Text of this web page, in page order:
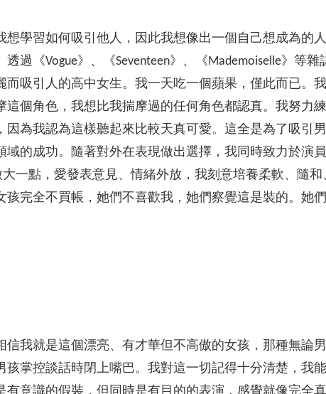
學習如何吸引他人，因此我想像出一個自己想成為的
《Vogue》、《Seventeen》、《Mademoiselle》等雜
吸引人的高中女生。我一天吃一個蘋果，僅此而已。
個角色，我想比我揣摩過的任何角色都認真。我努力
為我認為這樣聽起來比較天真可愛。這全是為了吸引
的成功。隨著對外在表現做出選擇，我同時致力於演
一點，愛發表意見、情緒外放，我刻意培養柔軟、隨
完全不買帳，她們不喜歡我，她們察覺這是裝的。她
我就是這個漂亮、有才華但不高傲的女孩，那種無論
掌控談話時閉上嘴巴。我對這一切記得十分清楚，我